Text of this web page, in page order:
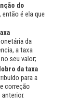
do
é ela que
da
a taxa
seu valor;
da taxa
para a
correção